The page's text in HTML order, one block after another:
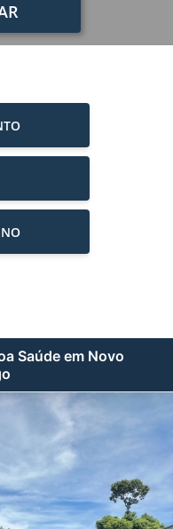
Saúde em Novo